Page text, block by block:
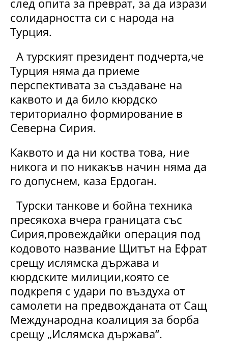
след опита за преврат, за да изрази
солидарността си с народа на
Турция.
А турският президент подчерта,че
Турция няма да приеме
перспективата за създаване на
каквото и да било кюрдско
териториално формирование в
Северна Сирия.
Каквото и да ни коства това, ние
никога и по никакъв начин няма да
го допуснем, каза Ердоган.
Турски танкове и бойна техника
пресякоха вчера границата със
Сирия,провеждайки операция под
кодовото название Щитът на Ефрат
срещу ислямска държава и
кюрдските милиции,която се
подкрепя с удари по въздуха от
самолети на предвожданата от Сащ
Международна коалиция за борба
срещу „Ислямска държава“.